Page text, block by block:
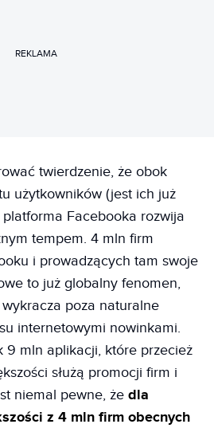
REKLAMA
twierdzenie, że obok
użytkowników (jest ich już
Facebooka rozwija
tempem. 4 mln firm
i prowadzących tam swoje
to już globalny fenomen,
poza naturalne
internetowymi nowinkami.
9 mln aplikacji, które przecież
służą promocji firm i
niemal pewne, że dla
z 4 mln firm obecnych